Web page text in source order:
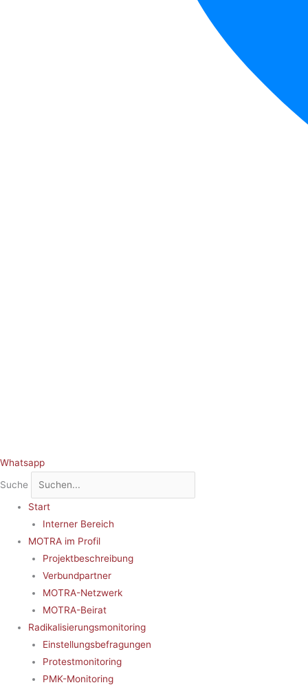
Whatsapp
Suche
Start
Interner Bereich
MOTRA im Profil
Projektbeschreibung
Verbundpartner
MOTRA-Netzwerk
MOTRA-Beirat
Radikalisierungsmonitoring
Einstellungsbefragungen
Protestmonitoring
PMK-Monitoring